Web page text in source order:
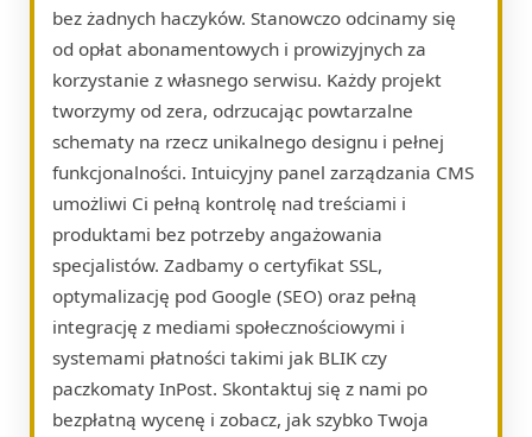
bez żadnych haczyków. Stanowczo odcinamy się
od opłat abonamentowych i prowizyjnych za
korzystanie z własnego serwisu. Każdy projekt
tworzymy od zera, odrzucając powtarzalne
schematy na rzecz unikalnego designu i pełnej
funkcjonalności. Intuicyjny panel zarządzania CMS
umożliwi Ci pełną kontrolę nad treściami i
produktami bez potrzeby angażowania
specjalistów. Zadbamy o certyfikat SSL,
optymalizację pod Google (SEO) oraz pełną
integrację z mediami społecznościowymi i
systemami płatności takimi jak BLIK czy
paczkomaty InPost. Skontaktuj się z nami po
bezpłatną wycenę i zobacz, jak szybko Twoja